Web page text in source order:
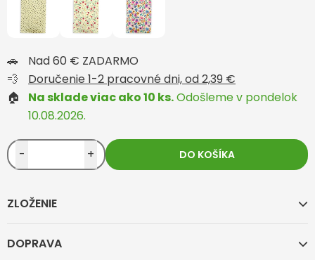
ZLOŽENIE
DOPRAVA
🚗
Nad 60 € ZADARMO
💨
Doručenie 1-2 pracovné dni, od 2,39 €
🏠
Na sklade viac ako 10 ks.Odošleme v pondelok
10.08.2026.
- + DO KOŠÍKA